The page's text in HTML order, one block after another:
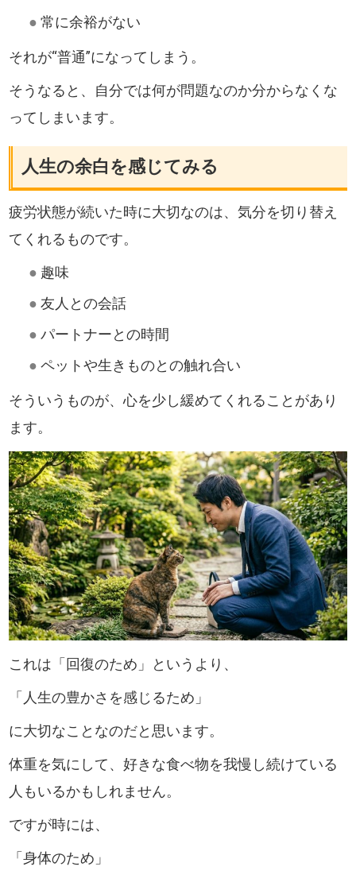
● 常に余裕がない
それが“普通”になってしまう。
そうなると、自分では何が問題なのか分からなくな
ってしまいます。
人生の余白を感じてみる
疲労状態が続いた時に大切なのは、気分を切り替え
てくれるものです。
● 趣味
● 友人との会話
● パートナーとの時間
● ペットや生きものとの触れ合い
そういうものが、心を少し緩めてくれることがあり
ます。
これは「回復のため」というより、
「人生の豊かさを感じるため」
に大切なことなのだと思います。
体重を気にして、好きな食べ物を我慢し続けている
人もいるかもしれません。
ですが時には、
「身体のため」